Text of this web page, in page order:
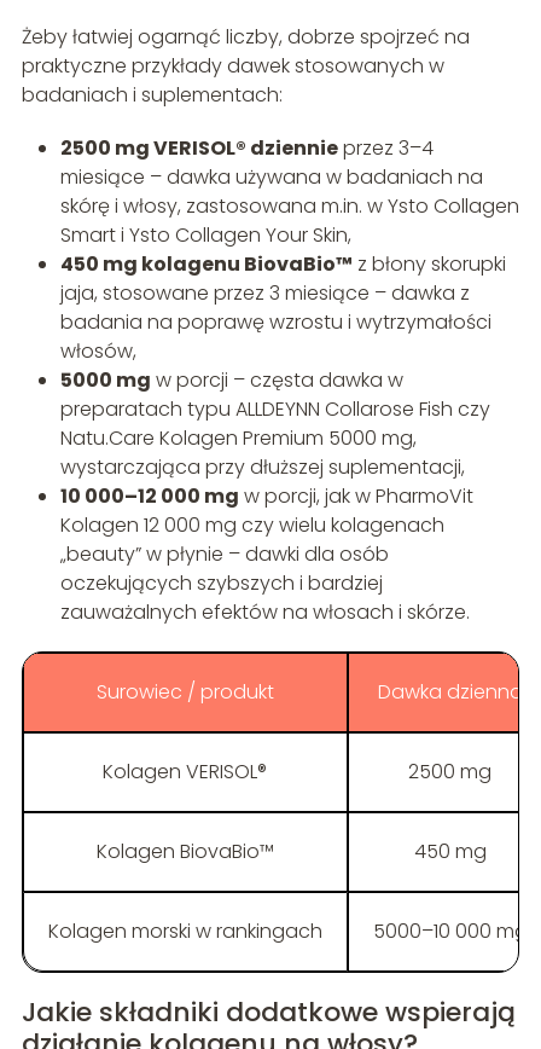
Żeby łatwiej ogarnąć liczby, dobrze spojrzeć na
praktyczne przykłady dawek stosowanych w
badaniach i suplementach:
2500 mg VERISOL® dziennieprzez 3–4
miesiące – dawka używana w badaniach na
skórę i włosy, zastosowana m.in. w Ysto Collagen
Smart i Ysto Collagen Your Skin,
450 mg kolagenu BiovaBio™ z błony skorupki
jaja, stosowane przez 3 miesiące – dawka z
badania na poprawę wzrostu i wytrzymałości
włosów,
5000 mg w porcji – częsta dawka w
preparatach typu ALLDEYNN Collarose Fish czy
Natu.Care Kolagen Premium 5000 mg,
wystarczająca przy dłuższej suplementacji,
10 000–12 000 mg w porcji, jak w PharmoVit
Kolagen 12 000 mg czy wielu kolagenach
„beauty” w płynie – dawki dla osób
oczekujących szybszych i bardziej
zauważalnych efektów na włosach i skórze.
Surowiec / produkt Dawka dzienna
Kolagen VERISOL® 2500 mg
Kolagen BiovaBio™ 450 mg
Kolagen morski w rankingach 5000–10 000 mg
Jakie składniki dodatkowe wspierają